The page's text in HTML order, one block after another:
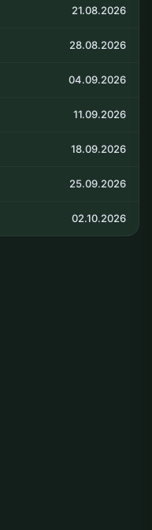
21.08.2026
28.08.2026
04.09.2026
11.09.2026
18.09.2026
25.09.2026
02.10.2026